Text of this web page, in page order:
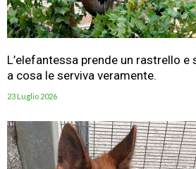
L’elefantessa prende un rastrello
a cosa le serviva veramente.
23 Luglio 2026